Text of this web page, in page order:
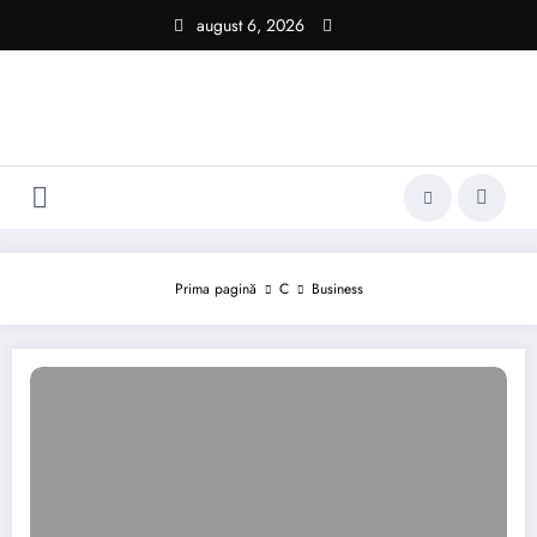
conținut
august 6, 2026
Prima pagină C Business